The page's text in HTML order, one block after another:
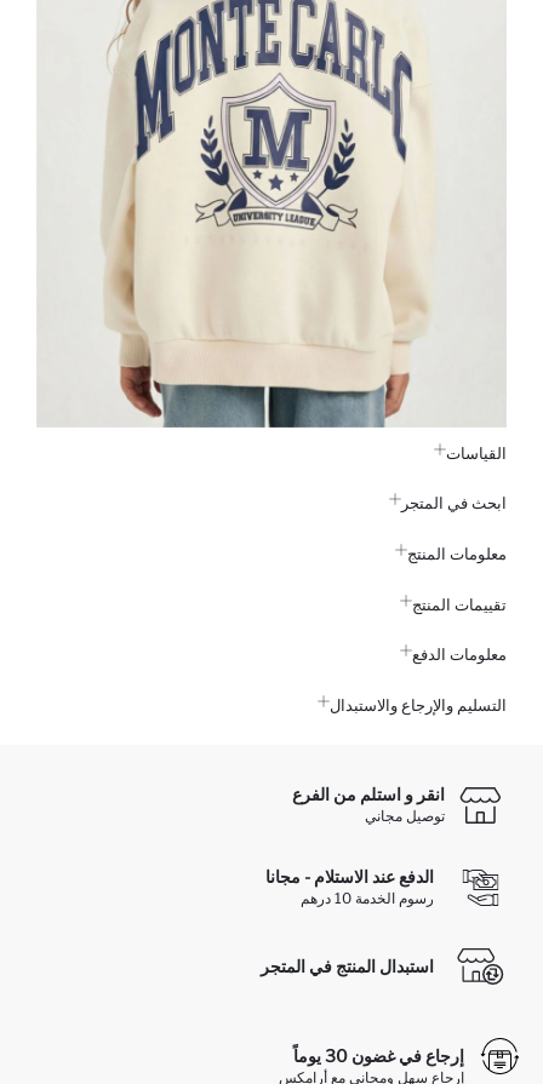
القياسات
ابحث في المتجر
معلومات المنتج
تقييمات المنتج
معلومات الدفع
التسليم والإرجاع والاستبدال
انقر و استلم من الفرع
توصيل مجاني
الدفع عند الاستلام - مجانا
رسوم الخدمة 10 درهم
استبدال المنتج في المتجر
إرجاع في غضون 30 يوماً
إرجاع سهل ومجاني مع أرامكس